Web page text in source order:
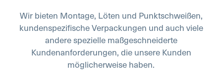
Wir bieten Montage, Löten und Punktschweißen,
kundenspezifische Verpackungen und auch viele
andere spezielle maßgeschneiderte
Kundenanforderungen, die unsere Kunden
möglicherweise haben.